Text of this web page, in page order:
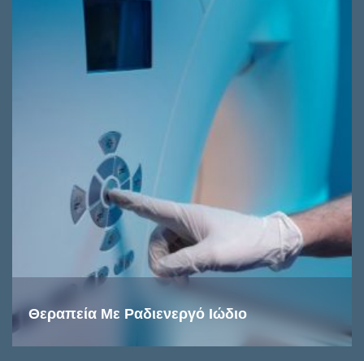
Θεραπεία Με Ραδιενεργό Ιώδιο